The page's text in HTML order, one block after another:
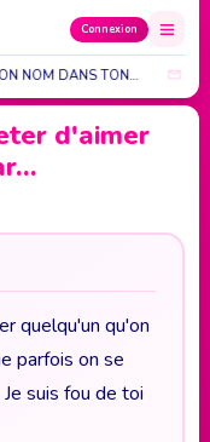
Connexion
NOM DANS TON…
d'aimer
quelqu'un qu'on
parfois on se
suis fou de toi